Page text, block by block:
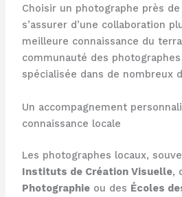
Choisir un photographe près
s’assurer d’une collaboration
meilleure connaissance du
communauté des
spécialisée dans de nombreux
Un accompagnement
connaissance locale
Les photographes locaux,
Instituts de Création Visuelle,
Photographieou des Écoles